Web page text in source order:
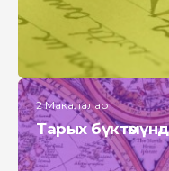
2 Макалалар
Тарых бүктөмүндө